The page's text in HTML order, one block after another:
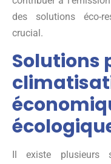
des solutions éco-
crucial.
Solutions
Il existe plusieurs